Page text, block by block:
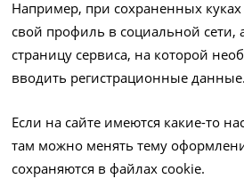
Например, при сохраненных куках
свой профиль в социальной сети,
страницу сервиса, на которой
вводить регистрационные данные.
Если на сайте имеются какие-то
там можно менять тему
сохраняются в файлах cookie.